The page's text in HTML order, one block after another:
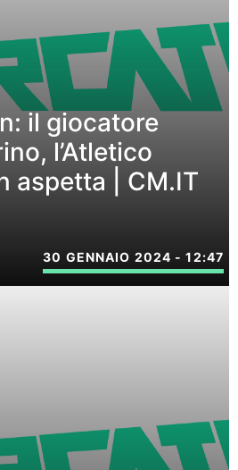
il giocatore
l’Atletico
aspetta | CM.IT
30 GENNAIO 2024 - 12:47